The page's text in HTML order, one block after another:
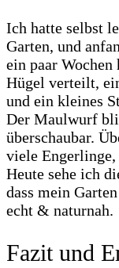
Ich hatte selbst
Garten, und
ein paar
Hügel verteilt,
und ein kleines
Der Maulwurf
überschaubar.
viele Engerlinge,
Heute sehe ich
dass mein
echt & naturnah.
Fazit und